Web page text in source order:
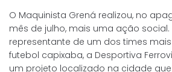
O Maquinista Grená realizou, no
mês de julho, mais uma ação
representante de um dos times
futebol capixaba, a Desportiva
um projeto localizado na cidade